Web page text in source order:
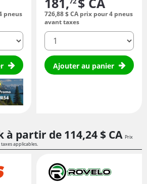
pneus
726,88$ CA prix pour 4 pneus
avant taxes
quantité
Ajouter au panier
à partir de 114,24 $ CA Prix
applicables.